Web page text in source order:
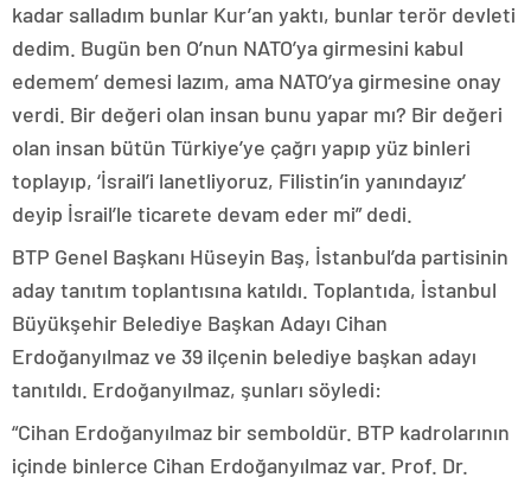
kadar salladım bunlar Kur’an yaktı, bunlar terör devleti
dedim. Bugün ben O’nun NATO’ya girmesini kabul
edemem’ demesi lazım, ama NATO’ya girmesine onay
verdi. Bir değeri olan insan bunu yapar mı? Bir değeri
olan insan bütün Türkiye’ye çağrı yapıp yüz binleri
toplayıp, ‘İsrail’i lanetliyoruz, Filistin’in yanındayız’
deyip İsrail’le ticarete devam eder mi” dedi.
BTP Genel Başkanı Hüseyin Baş, İstanbul’da partisinin
aday tanıtım toplantısına katıldı. Toplantıda, İstanbul
Büyükşehir Belediye Başkan Adayı Cihan
Erdoğanyılmaz ve 39 ilçenin belediye başkan adayı
tanıtıldı. Erdoğanyılmaz, şunları söyledi:
“Cihan Erdoğanyılmaz bir semboldür. BTP kadrolarının
içinde binlerce Cihan Erdoğanyılmaz var. Prof. Dr.